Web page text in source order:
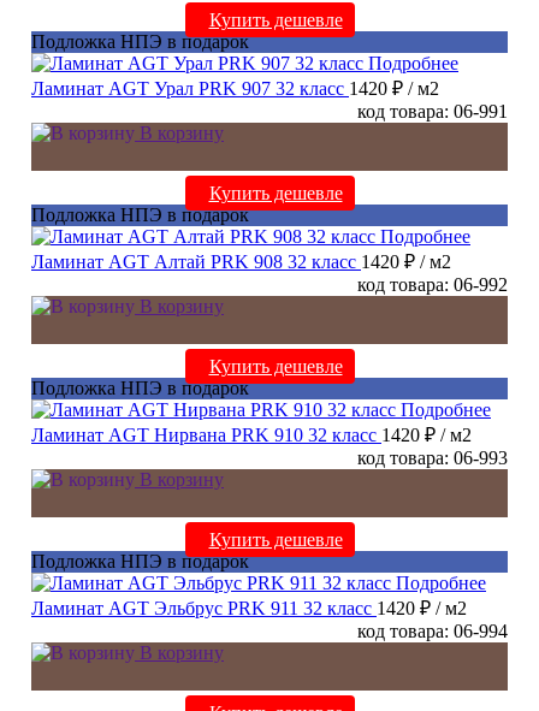
Купить дешевле
Подложка НПЭ в подарок
Подробнее
Ламинат AGT Урал PRK 907 32 класс 1420 ₽ / м2
код товара: 06-991
В корзину
Купить дешевле
Подложка НПЭ в подарок
Подробнее
Ламинат AGT Алтай PRK 908 32 класс 1420 ₽ / м2
код товара: 06-992
В корзину
Купить дешевле
Подложка НПЭ в подарок
Подробнее
Ламинат AGT Нирвана PRK 910 32 класс 1420 ₽ / м2
код товара: 06-993
В корзину
Купить дешевле
Подложка НПЭ в подарок
Подробнее
Ламинат AGT Эльбрус PRK 911 32 класс 1420 ₽ / м2
код товара: 06-994
В корзину